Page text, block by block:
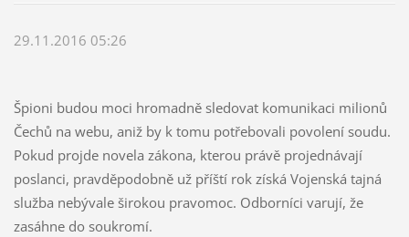
29.11.2016 05:26
Špioni budou moci hromadně sledovat komunikaci milionů
Čechů na webu, aniž by k tomu potřebovali povolení soudu.
Pokud projde novela zákona, kterou právě projednávají
poslanci, pravděpodobně už příští rok získá Vojenská tajná
služba nebývale širokou pravomoc. Odborníci varují, že
zasáhne do soukromí.